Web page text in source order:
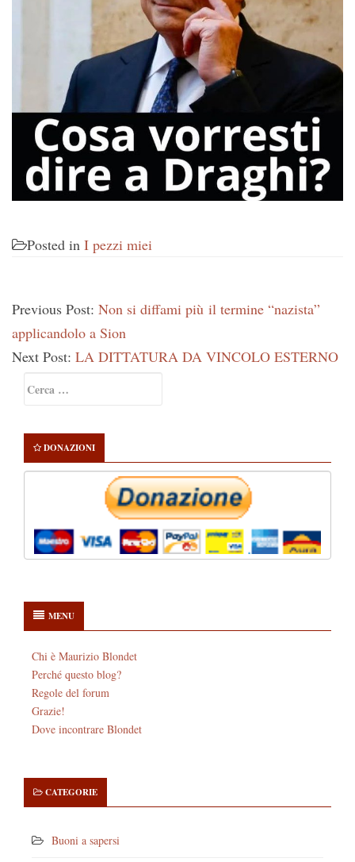
Posted in I pezzi miei
Previous Post: Non si diffami più il termine “nazista”
applicandolo a Sion
Next Post: LA DITTATURA DA VINCOLO ESTERNO
Sidebar
per:
DONAZIONI
MENU
Chi è Maurizio Blondet
Perché questo blog?
Regole del forum
Grazie!
Dove incontrare Blondet
CATEGORIE
Buoni a sapersi